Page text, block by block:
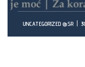
UNCATEGORIZED @SR